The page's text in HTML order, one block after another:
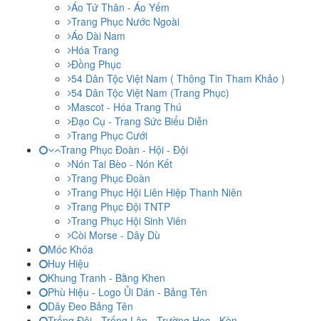
Áo Tứ Thân - Áo Yếm
Trang Phục Nước Ngoài
Áo Dài Nam
Hóa Trang
Đồng Phục
54 Dân Tộc Việt Nam ( Thông Tin Tham Khảo )
54 Dân Tộc Việt Nam (Trang Phục)
Mascot - Hóa Trang Thú
Đạo Cụ - Trang Sức Biểu Diễn
Trang Phục Cưới
Trang Phục Đoàn - Hội - Đội
Nón Tai Bèo - Nón Kết
Trang Phục Đoàn
Trang Phục Hội Liên Hiệp Thanh Niên
Trang Phục Đội TNTP
Trang Phục Hội Sinh Viên
Còi Morse - Dây Dù
Móc Khóa
Huy Hiệu
Khung Tranh - Bằng Khen
Phù Hiệu - Logo Ủi Dán - Bảng Tên
Dây Đeo Bảng Tên